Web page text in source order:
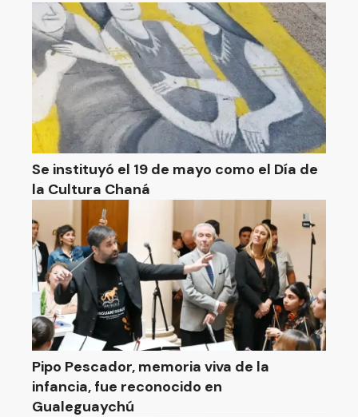
Se instituyó el 19 de mayo como el Día de
la Cultura Chaná
Pipo Pescador, memoria viva de la
infancia, fue reconocido en
Gualeguaychú